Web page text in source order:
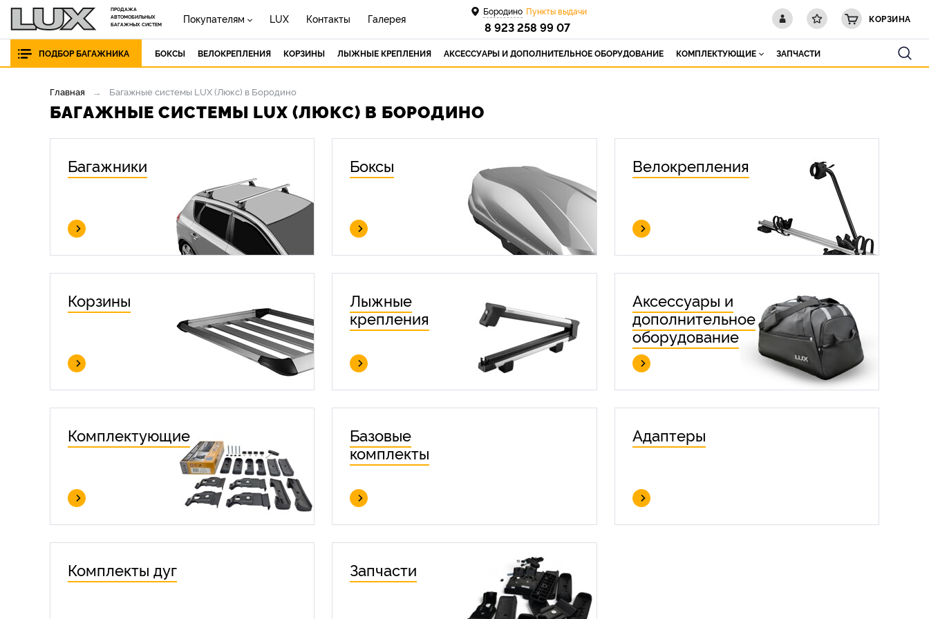
ПРОДАЖА
АВТОМОБИЛЬНЫХ
БАГАЖНЫХ СИСТЕМ
КОРЗИНА
Бородино Пункты выдачи
8 923 258 99 07
Покупателям LUX Контакты Галерея
ПОДБОР БАГАЖНИКА БОКСЫ ВЕЛОКРЕПЛЕНИЯ КОРЗИНЫ ЛЫЖНЫЕ КРЕПЛЕНИЯ АКСЕССУАРЫ И ДОПОЛНИТЕЛЬНОЕ ОБОРУДОВАНИЕ КОМПЛЕКТУЮЩИЕ ЗАПЧАСТИ
Главная Багажные системы LUX (Люкс) в Бородино
БАГАЖНЫЕ СИСТЕМЫ LUX (ЛЮКС) В БОРОДИНО
Багажники Боксы Велокрепления
Корзины
Лыжные
крепления
Аксессуары и
дополнительное
оборудование
Комплектующие
Базовые
комплекты
Адаптеры
Комплекты дуг Запчасти